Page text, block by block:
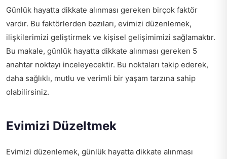
Günlük hayatta dikkate alınması gereken birçok faktör
vardır. Bu faktörlerden bazıları, evimizi düzenlemek,
ilişkilerimizi geliştirmek ve kişisel gelişimimizi sağlamaktır.
Bu makale, günlük hayatta dikkate alınması gereken 5
anahtar noktayı inceleyecektir. Bu noktaları takip ederek,
daha sağlıklı, mutlu ve verimli bir yaşam tarzına sahip
olabilirsiniz.
Evimizi Düzeltmek
Evimizi düzenlemek, günlük hayatta dikkate alınması